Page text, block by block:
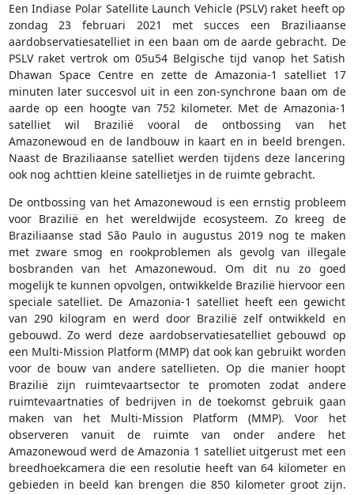
Een Indiase Polar Satellite Launch Vehicle (PSLV) raket heeft op
zondag 23 februari 2021 met succes een Braziliaanse
aardobservatiesatelliet in een baan om de aarde gebracht. De
PSLV raket vertrok om 05u54 Belgische tijd vanop het Satish
Dhawan Space Centre en zette de Amazonia-1 satelliet 17
minuten later succesvol uit in een zon-synchrone baan om de
aarde op een hoogte van 752 kilometer. Met de Amazonia-1
satelliet wil Brazilië vooral de ontbossing van het
Amazonewoud en de landbouw in kaart en in beeld brengen.
Naast de Braziliaanse satelliet werden tijdens deze lancering
ook nog achttien kleine satellietjes in de ruimte gebracht.
De ontbossing van het Amazonewoud is een ernstig probleem
voor Brazilië en het wereldwijde ecosysteem. Zo kreeg de
Braziliaanse stad São Paulo in augustus 2019 nog te maken
met zware smog en rookproblemen als gevolg van illegale
bosbranden van het Amazonewoud. Om dit nu zo goed
mogelijk te kunnen opvolgen, ontwikkelde Brazilië hiervoor een
speciale satelliet. De Amazonia-1 satelliet heeft een gewicht
van 290 kilogram en werd door Brazilië zelf ontwikkeld en
gebouwd. Zo werd deze aardobservatiesatelliet gebouwd op
een Multi-Mission Platform (MMP) dat ook kan gebruikt worden
voor de bouw van andere satellieten. Op die manier hoopt
Brazilië zijn ruimtevaartsector te promoten zodat andere
ruimtevaartnaties of bedrijven in de toekomst gebruik gaan
maken van het Multi-Mission Platform (MMP). Voor het
observeren vanuit de ruimte van onder andere het
Amazonewoud werd de Amazonia 1 satelliet uitgerust met een
breedhoekcamera die een resolutie heeft van 64 kilometer en
gebieden in beeld kan brengen die 850 kilometer groot zijn.